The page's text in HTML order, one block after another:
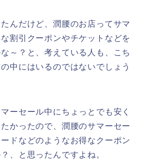
んだけど、潤腰のお店ってサマ
割引クーポンやチケットなどを
～？と、考えている人も、こち
中にはいるのではないでしょう
ーセール中にちょっとでも安く
かったので、潤腰のサマーセー
ドなどのようなお得なクーポン
、と思ったんですよね。